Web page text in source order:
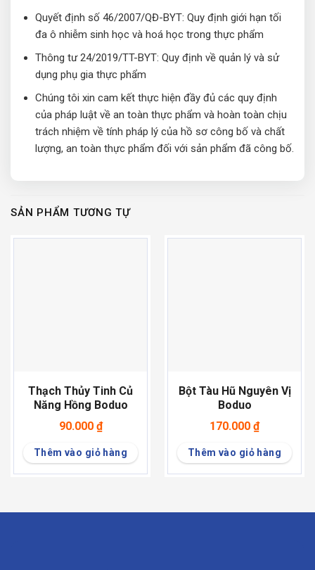
Quyết định số 46/2007/QĐ-BYT: Quy định giới hạn tối
đa ô nhiễm sinh học và hoá học trong thực phẩm
Thông tư 24/2019/TT-BYT: Quy định về quản lý và sử
dụng phụ gia thực phẩm
Chúng tôi xin cam kết thực hiện đầy đủ các quy định
của pháp luật về an toàn thực phẩm và hoàn toàn chịu
trách nhiệm về tính pháp lý của hồ sơ công bố và chất
lượng, an toàn thực phẩm đối với sản phẩm đã công bố.
SẢN PHẨM TƯƠNG TỰ
Thạch Thủy Tinh Củ
Năng Hồng Boduo
90.000 ₫
Thêm vào giỏ hàng
Bột Tàu Hũ Nguyên Vị
Boduo
170.000 ₫
Thêm vào giỏ hàng